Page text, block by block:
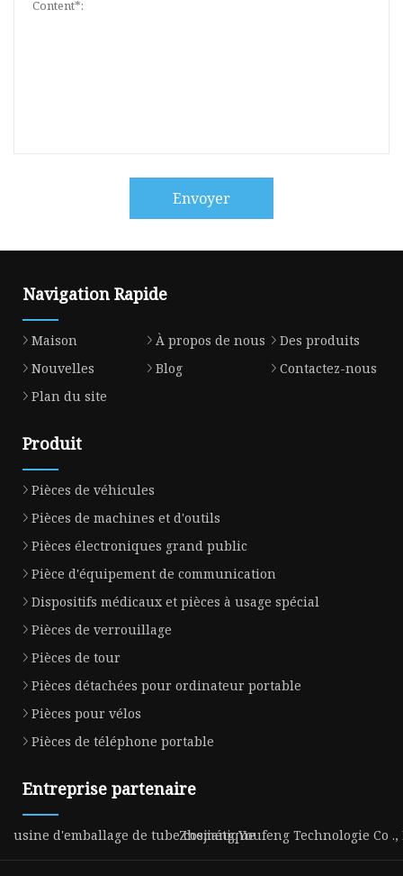
Envoyer
Navigation Rapide
Maison À propos de nous
Des produits
Nouvelles
Blog
Contactez-nous
Plan du site
Produit
Pièces de véhicules
Pièces de machines et d'outils
Pièces électroniques grand public
Pièce d'équipement de communication
Dispositifs médicaux et pièces à usage spécial
Pièces de verrouillage
Pièces de tour
Pièces détachées pour ordinateur portable
Pièces pour vélos
Pièces de téléphone portable
Entreprise partenaire
usine d'emballage de tube cosmétiqueZhejiang Youfeng Technologie Co .,